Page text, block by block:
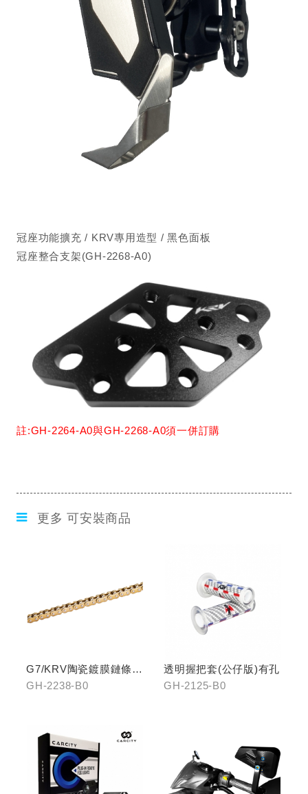
冠座功能擴充 / KRV專用造型 / 黑色面板
冠座整合支架(GH-2268-A0)
註:GH-2264-A0與GH-2268-A0須一併訂購
更多 可安裝商品
G7/KRV陶瓷鍍膜鏈條-
黃金
GH-2238-B0
透明握把套(公仔版)有孔
GH-2125-B0